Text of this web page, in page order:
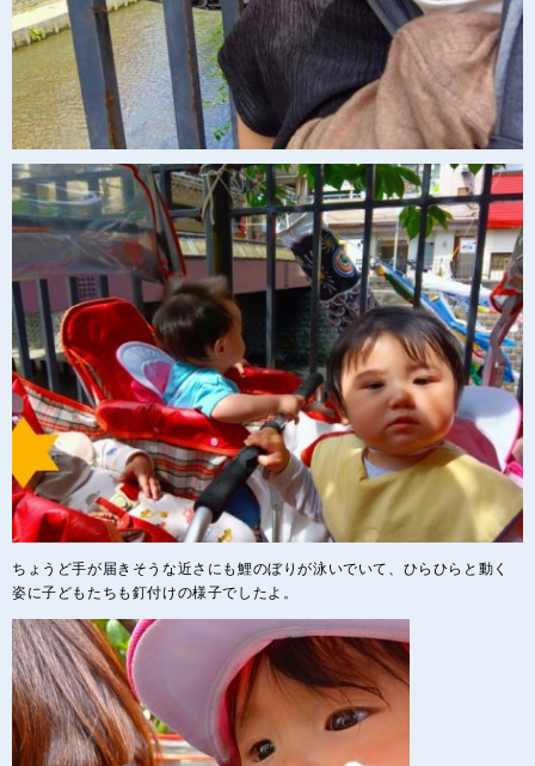
ちょうど手が届きそうな近さにも鯉のぼりが泳いでいて、ひらひらと動く
姿に子どもたちも釘付けの様子でしたよ。